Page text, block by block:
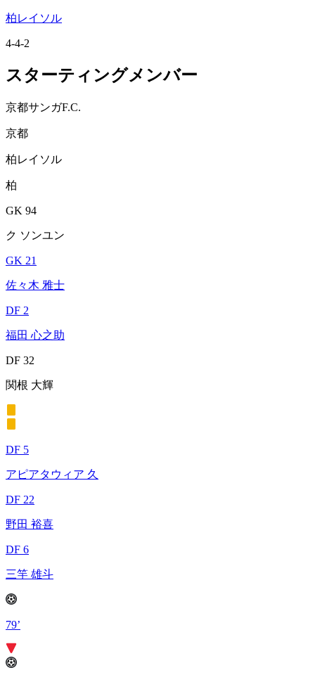
柏レイソル
4-4-2
スターティングメンバー
京都サンガF.C.
京都
柏レイソル
柏
GK 94
ク ソンユン
GK 21
佐々木 雅士
DF 2
福田 心之助
DF 32
関根 大輝
DF 5
アピアタウィア 久
DF 22
野田 裕喜
DF 6
三竿 雄斗
79’